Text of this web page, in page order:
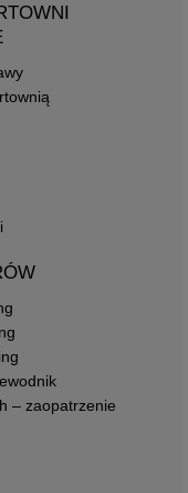
– zaopatrzenie